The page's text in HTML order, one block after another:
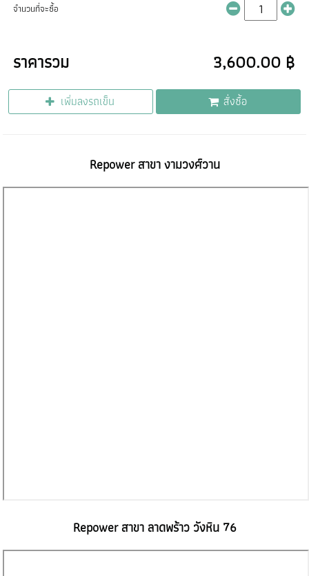
จำนวนที่จะซื้อ
ราคารวม 3,600.00 ฿
เพิ่มลงรถเข็น สั่งซื้อ
Repower สาขา งามวงศ์วาน
Repower สาขา ลาดพร้าว วังหิน 76